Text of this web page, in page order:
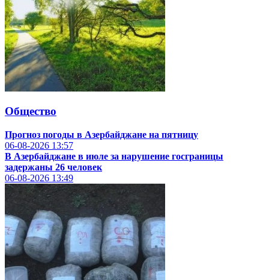
Общество
Прогноз погоды в Азербайджане на пятницу
06-08-2026 13:57
В Азербайджане в июле за нарушение госграницы
задержаны 26 человек
06-08-2026 13:49